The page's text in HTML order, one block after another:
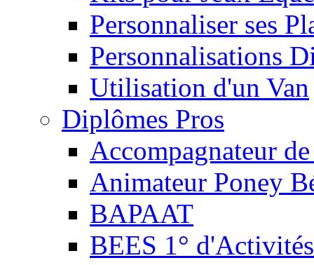
Personnaliser ses
Personnalisations
Utilisation d'un Van
Diplômes Pros
Accompagnateur
Animateur Poney
BAPAAT
BEES 1°